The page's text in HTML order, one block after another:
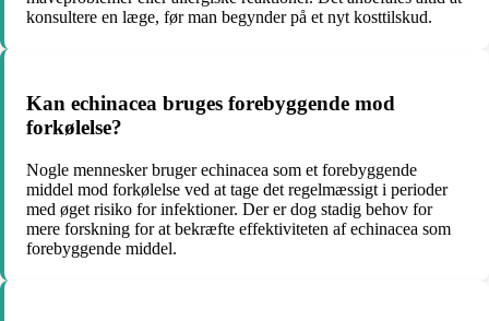
konsultere en læge, før man begynder på et nyt kosttilskud.
Kan echinacea bruges forebyggende mod
forkølelse?
Nogle mennesker bruger echinacea som et forebyggende
middel mod forkølelse ved at tage det regelmæssigt i perioder
med øget risiko for infektioner. Der er dog stadig behov for
mere forskning for at bekræfte effektiviteten af echinacea som
forebyggende middel.